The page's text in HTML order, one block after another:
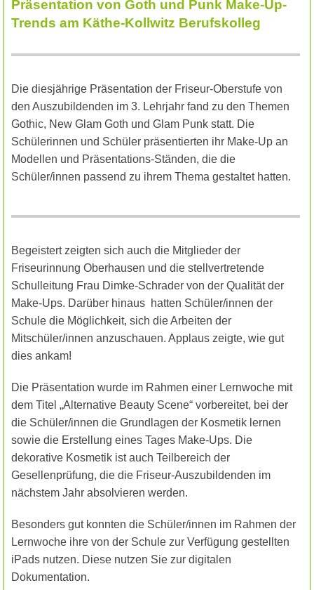
Präsentation von Goth und Punk Make-Up-
Trends am Käthe-Kollwitz Berufskolleg
Die diesjährige Präsentation der Friseur-Oberstufe von
den Auszubildenden im 3. Lehrjahr fand zu den Themen
Gothic, New Glam Goth und Glam Punk statt. Die
Schülerinnen und Schüler präsentierten ihr Make-Up an
Modellen und Präsentations-Ständen, die die
Schüler/innen passend zu ihrem Thema gestaltet hatten.
Begeistert zeigten sich auch die Mitglieder der
Friseurinnung Oberhausen und die stellvertretende
Schulleitung Frau Dimke-Schrader von der Qualität der
Make-Ups. Darüber hinaus hatten Schüler/innen der
Schule die Möglichkeit, sich die Arbeiten der
Mitschüler/innen anzuschauen. Applaus zeigte, wie gut
dies ankam!
Die Präsentation wurde im Rahmen einer Lernwoche mit
dem Titel „Alternative Beauty Scene“ vorbereitet, bei der
die Schüler/innen die Grundlagen der Kosmetik lernen
sowie die Erstellung eines Tages Make-Ups. Die
dekorative Kosmetik ist auch Teilbereich der
Gesellenprüfung, die die Friseur-Auszubildenden im
nächstem Jahr absolvieren werden.
Besonders gut konnten die Schüler/innen im Rahmen der
Lernwoche ihre von der Schule zur Verfügung gestellten
iPads nutzen. Diese nutzen Sie zur digitalen
Dokumentation.